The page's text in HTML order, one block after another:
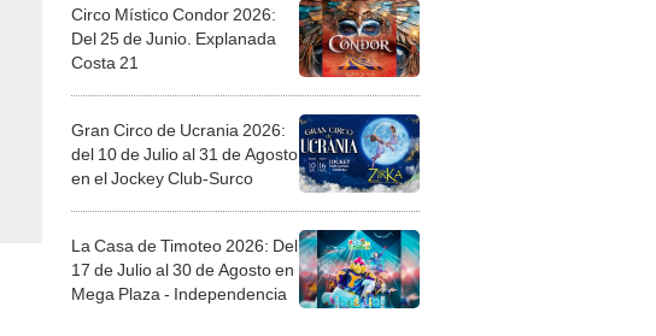
Circo Místico Condor 2026:
Del 25 de Junio. Explanada
Costa 21
Gran Circo de Ucrania 2026:
del 10 de Julio al 31 de Agosto
en el Jockey Club-Surco
La Casa de Timoteo 2026: Del
17 de Julio al 30 de Agosto en
Mega Plaza - Independencia